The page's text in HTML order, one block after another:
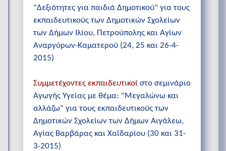
"Δεξιότητες για παιδιά Δημοτικού" για τους
εκπαιδευτικούς των Δημοτικών Σχολείων
των Δήμων Ιλίου, Πετρούπολης και Αγίων
Αναργύρων-Καματερού (24, 25 και 26-4-
2015)
Συμμετέχοντες εκπαιδευτικοί στο σεμινάριο
Αγωγής Υγείας με θέμα: "Μεγαλώνω και
αλλάζω" για τους εκπαιδευτικούς των
Δημοτικών Σχολείων των Δήμων Αιγάλεω,
Αγίας Βαρβάρας και Χαϊδαρίου (30 και 31-
3-2015)